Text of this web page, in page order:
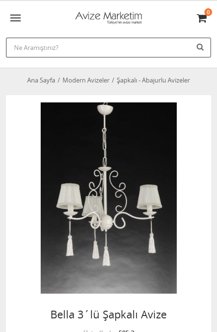
0
Ana Sayfa Modern Avizeler Şapkalı - Abajurlu Avizeler
Bella 3´lü Şapkalı Avize